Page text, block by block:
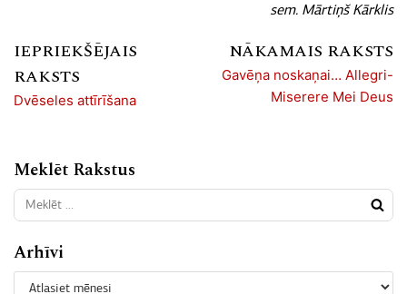
sem. Mārtiņš Kārklis
IEPRIEKŠĒJAIS
RAKSTS
Dvēseles attīrīšana
NĀKAMAIS RAKSTS
Gavēņa noskaņai… Allegri-
Miserere Mei Deus
Meklēt Rakstus
Arhīvi